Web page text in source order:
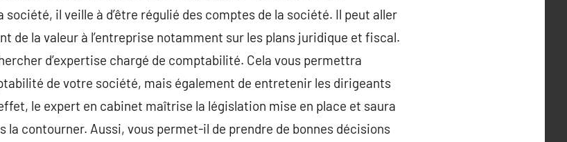
il veille à d’être régulié des comptes de la société. Il peut aller
de la valeur à l’entreprise notamment sur les plans juridique et fiscal.
d’expertise chargé de comptabilité. Cela vous permettra
de votre société, mais également de entretenir les dirigeants
le expert en cabinet maîtrise la législation mise en place et saura
la contourner. Aussi, vous permet-il de prendre de bonnes décisions